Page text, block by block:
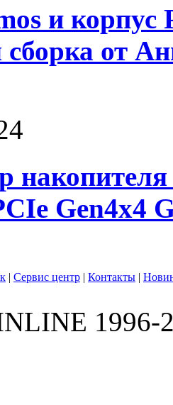
и корпус
сборка от
Gen4х4
| Сервис центр | Контакты |
1996-